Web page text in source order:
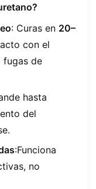
: Curas en 20–
con el
fugas de
hasta
del
:Funciona
no